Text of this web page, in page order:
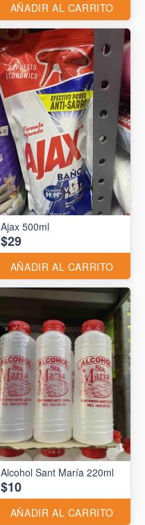
AÑADIR AL CARRITO
Ajax 500ml
$29
AÑADIR AL CARRITO
Alcohol Sant María 220ml
$10
AÑADIR AL CARRITO